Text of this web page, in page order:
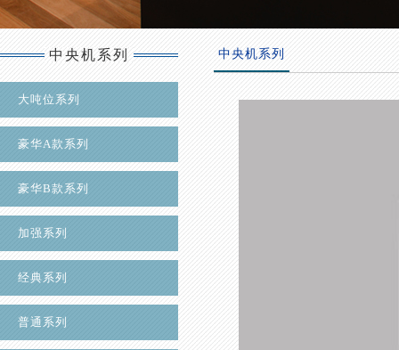
中央机系列
大吨位系列
豪华A款系列
豪华B款系列
加强系列
经典系列
普通系列
中央机系列